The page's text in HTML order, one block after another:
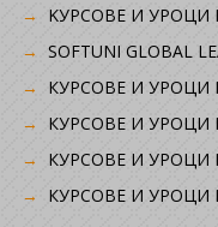
KУРСОВЕ И УРОЦИ
SOFTUNI GLOBAL
КУРСОВЕ И УРОЦИ
КУРСОВЕ И УРОЦИ
КУРСОВЕ И УРОЦИ
КУРСОВЕ И УРОЦИ